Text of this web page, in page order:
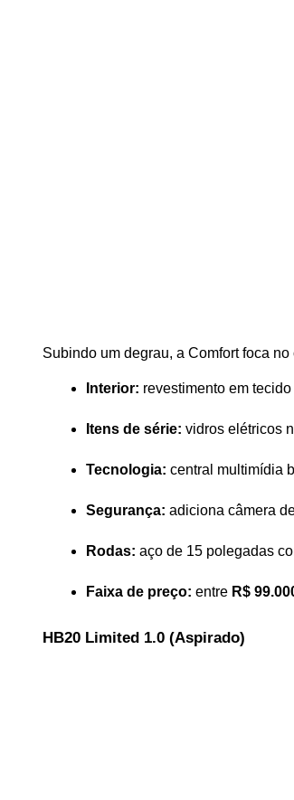
Subindo um degrau, a Comfort foca
Interior: revestimento em
Itens de série: vidros elétricos
Tecnologia: central multimídia
Segurança: adiciona câmera
Rodas: aço de 15 polegadas
Faixa de preço: entre R$
HB20 Limited 1.0 (Aspirado)